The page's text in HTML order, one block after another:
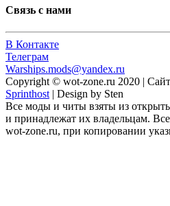
Связь с нами
В Контакте
Телеграм
Warships.mods@yandex.ru
Copyright © wot-zone.ru 2020 | Сайт
Sprinthost | Design by Sten
Все моды и читы взяты из
и принадлежат их владельцам.
wot-zone.ru, при копировании